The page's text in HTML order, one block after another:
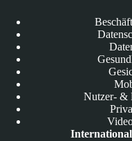
Nutzer- &